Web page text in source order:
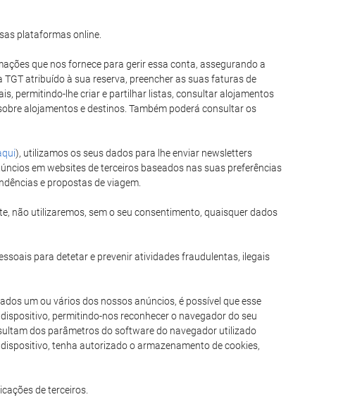
plataformas online.
que nos fornece para gerir essa conta, assegurando a
atribuído à sua reserva, preencher as suas faturas de
permitindo-lhe criar e partilhar listas, consultar alojamentos
alojamentos e destinos. Também poderá consultar os
), utilizamos os seus dados para lhe enviar newsletters
em websites de terceiros baseados nas suas preferências
e propostas de viagem.
não utilizaremos, sem o seu consentimento, quaisquer dados
para detetar e prevenir atividades fraudulentas, ilegais
um ou vários dos nossos anúncios, é possível que esse
permitindo-nos reconhecer o navegador do seu
dos parâmetros do software do navegador utilizado
tenha autorizado o armazenamento de cookies,
de terceiros.